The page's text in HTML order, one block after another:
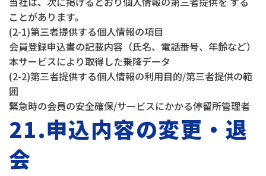
ことがあります。
(2-1)第三者提供する個人情報の項目
会員登録申込書の記載内容（氏名、電話番号、年齢など）
本サービスにより取得した乗降データ
(2-2)第三者提供する個人情報の利用目的/第三者提供の範
囲
緊急時の会員の安全確保/サービスにかかる停留所管理者
21.申込内容の変更・退
会